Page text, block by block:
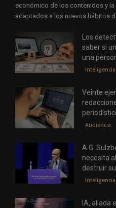
económico de los contenidos y
adaptados a los nuevos hábitos
Los
saber si
una
Veinte
Audiencia
A.G.
necesita
destruir
IA, aliada